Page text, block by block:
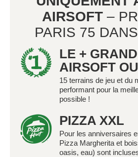
AIRSOFT–
PARIS 75
LE +
AIRSOFT
15 terrains de jeu et du
performant pour la
possible !
PIZZA XXL
Pour les anniversaires
Pizza Margherita et
oasis, eau) sont